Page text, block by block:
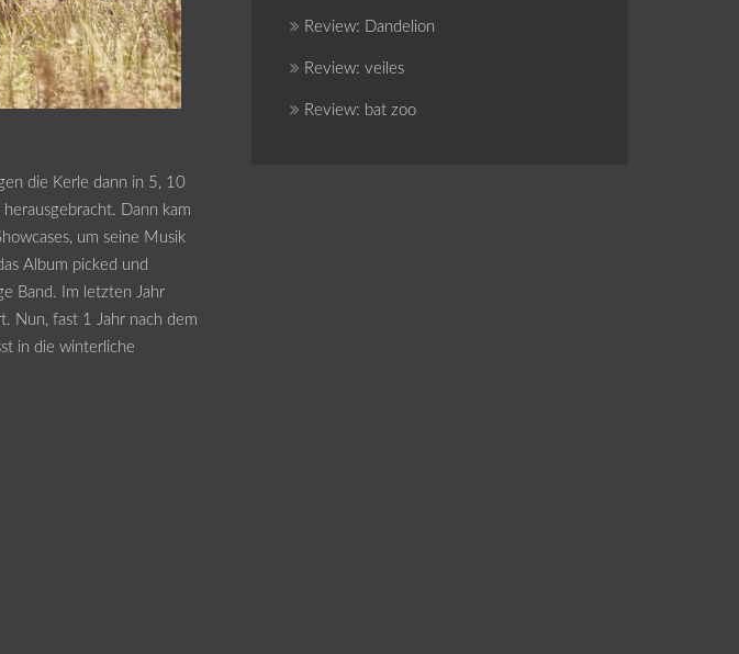
die Kerle dann in 5, 10
Dann kam
um seine Musik
Album picked und
Band. Im letzten Jahr
Nun, fast 1 Jahr nach dem
in die winterliche
Review: Dandelion
Review: veiles
Review: bat zoo